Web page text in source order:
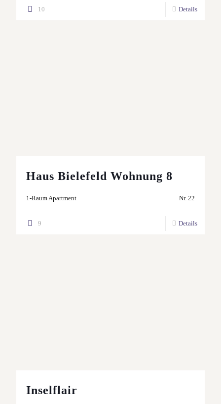
10 Details
Haus Bielefeld Wohnung 8
1-Raum Apartment Nr. 22
9 Details
Inselflair